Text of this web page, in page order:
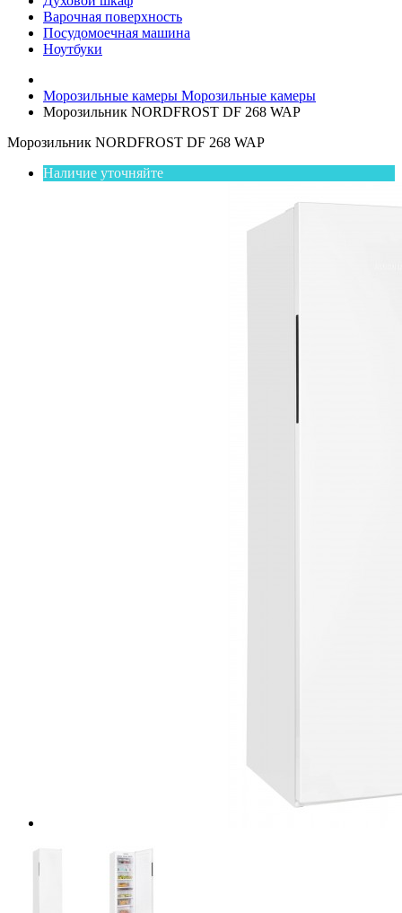
Варочная поверхность
Посудомоечная машина
Ноутбуки
Морозильные камеры Морозильные камеры
Морозильник NORDFROST DF 268 WAP
Морозильник NORDFROST DF 268 WAP
Наличие уточняйте